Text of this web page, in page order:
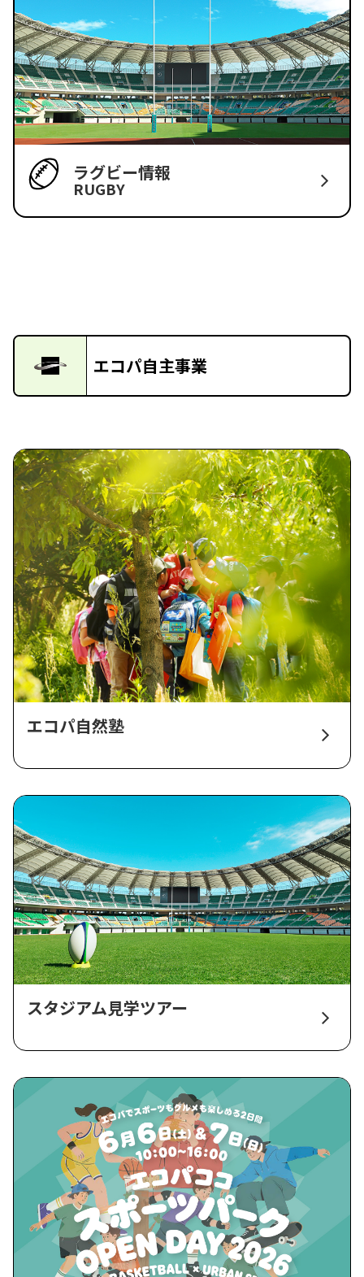
ラグビー情報
RUGBY
エコパ自主事業
エコパ自然塾
スタジアム見学ツアー